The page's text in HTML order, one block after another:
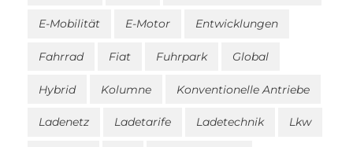
E-Mobilität E-Motor Entwicklungen
Fahrrad Fiat Fuhrpark Global
Hybrid Kolumne Konventionelle Antriebe
Ladenetz Ladetarife Ladetechnik Lkw